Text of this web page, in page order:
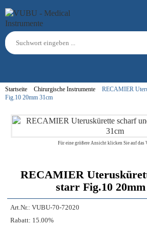
Startseite Chirurgische Instrumente
RECAMIER
Fig.10 20mm 31cm
Für eine größere Ansicht klicken Sie auf das
RECAMIER
starr Fig.10
Art.Nr.: VUBU-70-72020
Rabatt: 15.00%